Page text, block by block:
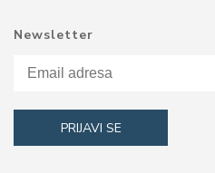
Newsletter